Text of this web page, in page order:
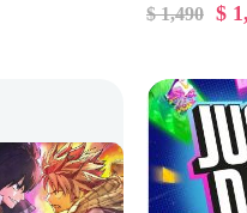
$ 1,490 $